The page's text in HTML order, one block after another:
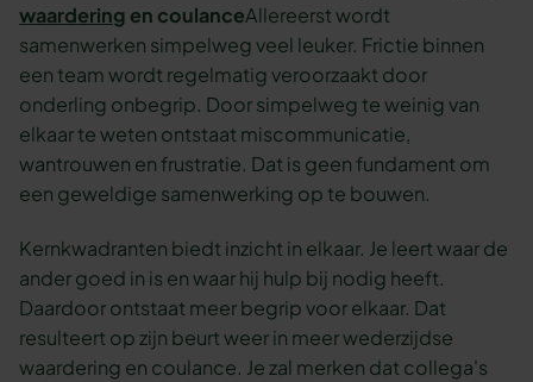
waardering en coulanceAllereerst wordt
samenwerken simpelweg veel leuker. Frictie binnen
een team wordt regelmatig veroorzaakt door
onderling onbegrip. Door simpelweg te weinig van
elkaar te weten ontstaat miscommunicatie,
wantrouwen en frustratie. Dat is geen fundament om
een geweldige samenwerking op te bouwen.
Kernkwadranten biedt inzicht in elkaar. Je leert waar de
ander goed in is en waar hij hulp bij nodig heeft.
Daardoor ontstaat meer begrip voor elkaar. Dat
resulteert op zijn beurt weer in meer wederzijdse
waardering en coulance. Je zal merken dat collega's